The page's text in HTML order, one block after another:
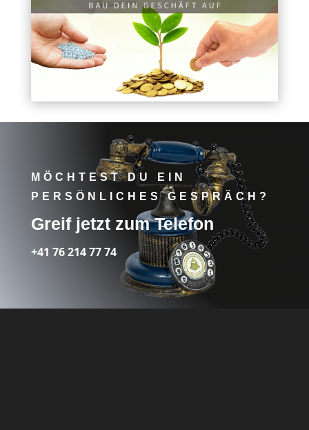
MÖCHTEST DU EIN
PERSÖNLICHES GESPRÄCH?
Greif jetzt zum Telefon
+41 76 214 77 74